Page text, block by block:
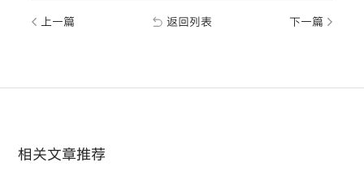
上一篇 返回列表 下一篇
相关文章推荐